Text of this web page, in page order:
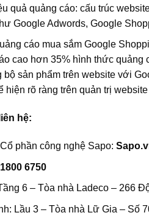
quả quảng cáo: cấu trúc
Google Adwords, Google
cáo mua sắm Google
cao hơn 35% hình thức
bộ sản phẩm trên website với
hiện rõ ràng trên quản trị
hệ:
phần công nghệ Sapo:
1800 6750
6 – Tòa nhà Ladeco – 266
Lầu 3 – Tòa nhà Lữ Gia – Số